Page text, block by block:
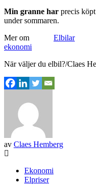
Min granne har precis
under sommaren.
Mer om Elbilar
ekonomi
När väljer du elbil?/Claes
av Claes Hemberg
Ekonomi
Elpriser